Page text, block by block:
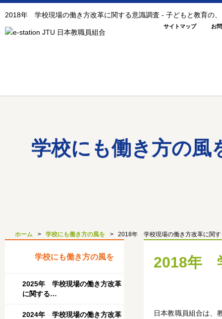
2018年 学校現場の働き方改革に関する意識調査 - 子どもと教育
サイトマップ お
学校にも働き方の風
ホーム 学校にも働き方の風を 2018年 学校現場の働き方改革に関す
2018年
日本教職員組合は、
学校にも働き方の風を
2025年 学校現場の働き方改革
に関する…
2024年 学校現場の働き方改革